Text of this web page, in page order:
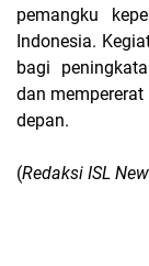
pemangku
Indonesia.
bagi
dan
depan.
(Redaksi ISL